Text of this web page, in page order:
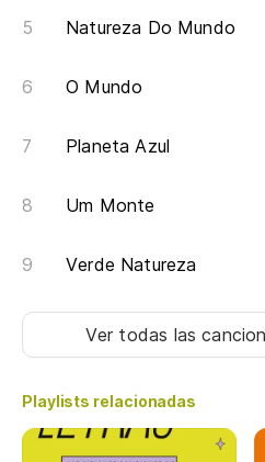
Natureza Do Mundo
O Mundo
Planeta Azul
Um Monte
Verde Natureza
Ver todas las
Playlists relacionadas